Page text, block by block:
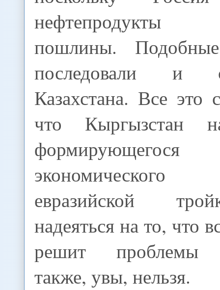
нефтепродукты
пошлины.
последовали и
Казахстана. Все это
что Кыргызстан
экономического
евразийской
надеяться на то, что
решит проблемы
также, увы, нельзя.